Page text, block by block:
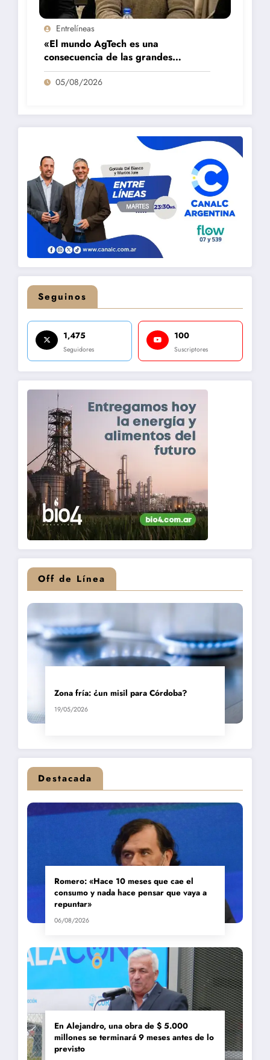
Entrelíneas
«El mundo AgTech es una
consecuencia de las grandes
fortalezas que tenemos en la región»
05/08/2026
Seguinos
1,475
Seguidores
100
Suscriptores
Off de Línea
Zona fría: ¿un misil para Córdoba?
19/05/2026
Destacada
Romero: «Hace 10 meses que cae el
consumo y nada hace pensar que vaya a
repuntar»
06/08/2026
En Alejandro, una obra de $ 5.000
millones se terminará 9 meses antes de lo
previsto